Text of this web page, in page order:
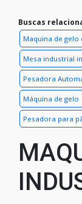
Buscas
Maquina de gelo
Mesa industrial
Pesadora
Máquina de gelo
Pesadora para